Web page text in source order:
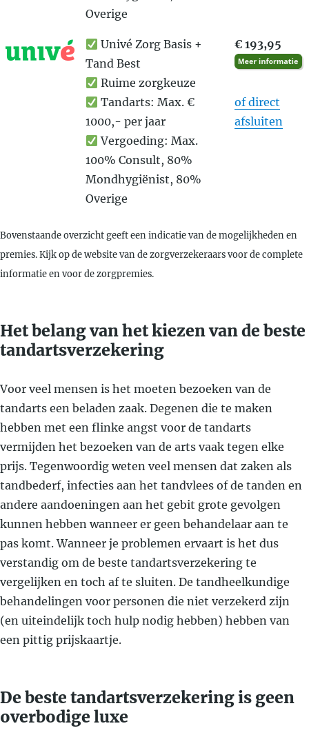
Overige
Univé Zorg Basis +
Tand Best
Ruime zorgkeuze
Tandarts: Max. €
1000,- per jaar
Vergoeding: Max.
100% Consult, 80%
Mondhygiënist, 80%
Overige
€ 193,95
of direct
afsluiten
Bovenstaande overzicht geeft een indicatie van de mogelijkheden en
premies. Kijk op de website van de zorgverzekeraars voor de complete
informatie en voor de zorgpremies.
Het belang van het kiezen van de beste
tandartsverzekering
Voor veel mensen is het moeten bezoeken van de
tandarts een beladen zaak. Degenen die te maken
hebben met een flinke angst voor de tandarts
vermijden het bezoeken van de arts vaak tegen elke
prijs. Tegenwoordig weten veel mensen dat zaken als
tandbederf, infecties aan het tandvlees of de tanden en
andere aandoeningen aan het gebit grote gevolgen
kunnen hebben wanneer er geen behandelaar aan te
pas komt. Wanneer je problemen ervaart is het dus
verstandig om de beste tandartsverzekering te
vergelijken en toch af te sluiten. De tandheelkundige
behandelingen voor personen die niet verzekerd zijn
(en uiteindelijk toch hulp nodig hebben) hebben van
een pittig prijskaartje.
De beste tandartsverzekering is geen
overbodige luxe